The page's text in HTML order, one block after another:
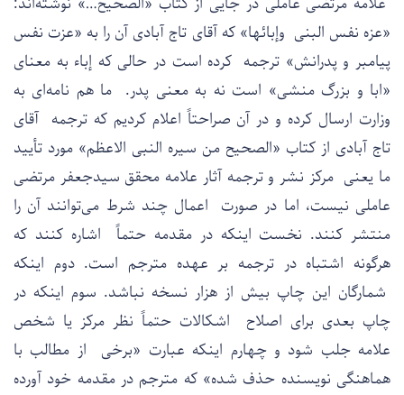
«عزه نفس البنی وإبائها» که آقای تاج آبادی آن را به «عزت نفس
پیامبر و پدرانش» ترجمه کرده است در حالی که إباء به معنای
«ابا و بزرگ منشی» است نه به معنی پدر. ما هم نامه‌ای به
وزارت ارسال کرده و در آن صراحتاً اعلام کردیم که ترجمه آقای
تاج آبادی از کتاب «الصحیح من سیره النبی الاعظم» مورد تأیید
ما یعنی مرکز نشر و ترجمه آثار علامه محقق سیدجعفر مرتضی
عاملی نیست، اما در صورت اعمال چند شرط می‌توانند آن را
منتشر کنند. نخست اینکه در مقدمه حتماً اشاره کنند که
هرگونه اشتباه در ترجمه بر عهده مترجم است. دوم اینکه
شمارگان این چاپ بیش از هزار نسخه نباشد. سوم اینکه در
چاپ بعدی برای اصلاح اشکالات حتماً نظر مرکز یا شخص
علامه جلب شود و چهارم اینکه عبارت «برخی از مطالب با
هماهنگی نویسنده حذف شده» که مترجم در مقدمه خود آورده